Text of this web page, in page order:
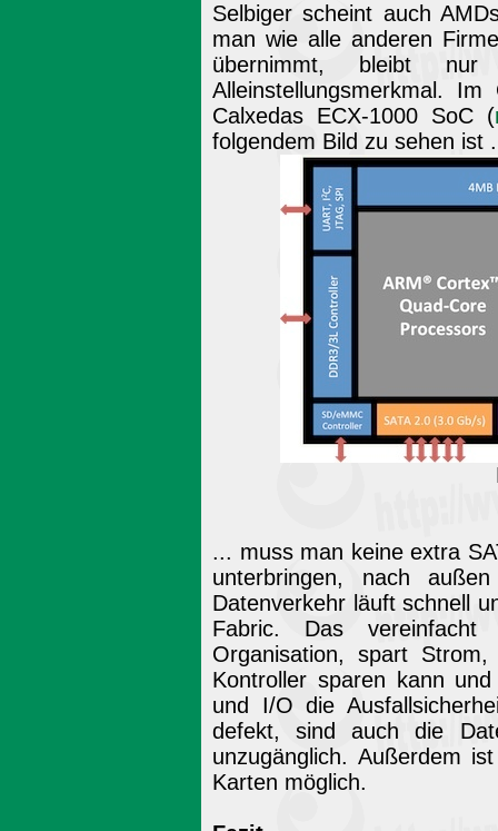
Selbiger scheint auch
man wie alle anderen
übernimmt, bleibt
Alleinstellungsmerkmal.
Calxedas ECX-1000 SoC (
folgendem Bild zu sehen ist
... muss man keine extra
unterbringen, nach
Datenverkehr läuft schnell
Fabric. Das vereinfacht
Organisation, spart
Kontroller sparen kann
und I/O die
defekt, sind auch die
unzugänglich. Außerdem
Karten möglich.